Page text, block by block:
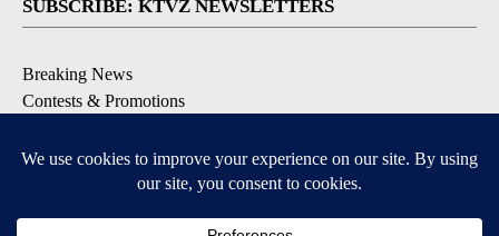
SUBSCRIBE: KTVZ NEWSLETTERS
Breaking News
Contests & Promotions
Local Alert Forecast
Local Alert Weather Warnings
DOWNLOAD: KTVZ APPS